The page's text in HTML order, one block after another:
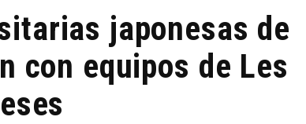
japonesas de
con equipos de Les